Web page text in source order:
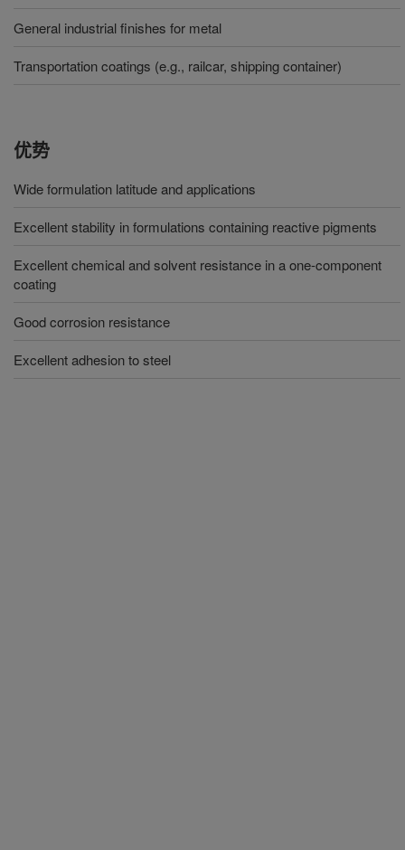
General industrial finishes for metal
Transportation coatings (e.g., railcar, shipping container)
优势
Wide formulation latitude and applications
Excellent stability in formulations containing reactive pigments
Excellent chemical and solvent resistance in a one-component
coating
Good corrosion resistance
Excellent adhesion to steel